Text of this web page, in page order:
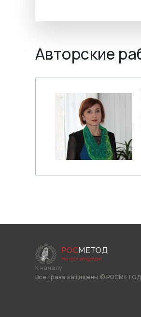
Авторские
К началу
Все права защищены ©